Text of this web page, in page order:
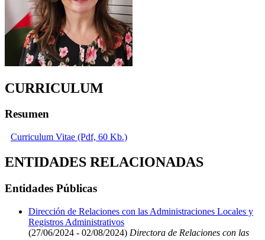
CURRICULUM
Resumen
Curriculum Vitae (Pdf, 60 Kb.)
ENTIDADES RELACIONADAS
Entidades Públicas
Dirección de Relaciones con las Administraciones Locales y
Registros Administrativos
(27/06/2024 - 02/08/2024) Directora de Relaciones con las